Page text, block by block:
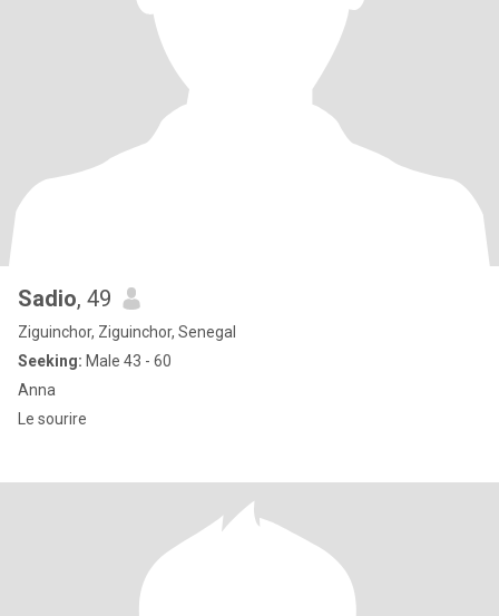
Sadio, 49
Ziguinchor, Ziguinchor, Senegal
Seeking: Male 43 - 60
Anna
Le sourire